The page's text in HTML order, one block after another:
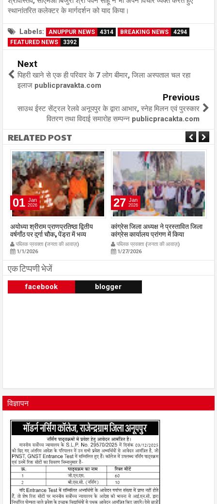
स्थानांतरित कलेक्टर के मार्गदर्शन को याद किया।
Labels: ANUPPUR NEWS 4314 BREAKING NEWS
4294
FEATURED NEWS
3392
Next
पिहरी खाने से एक ही परिवार के 7 लोग बीमार, जिला अस्पताल चल रहा
इलाज publicpravakta.com
Previous
साउथ ईस्ट सेंट्रल रेलवे अनूपपुर के द्वारा आभार, स्नेह मिलन एवं पुरस्कार
वितरण तथा विदाई समारोह सम्पन्न publicpracakta.com
RELATED POST
01 Jan
2026
अयोध्या श्रीराम प्राणप्रतिष्ठा द्वितीय
वर्षगाँठ पर दुर्गा चौक, पेंड्रा में भव्य
महाआरती सम्पन्न
publicpravakta.com
पब्लिक प्रवक्ता (जनता की आवाज़)
1/1/2026
27 Jan
2026
कांग्रेस जिला अध्यक्ष ने प्रस्तावित जिला
कांग्रेस कार्यालय प्रांगण में किया
ध्वजारोहण
publicpravakta.com
पब्लिक प्रवक्ता (जनता की आवाज़)
1/27/2026
एक टिप्पणी भेजें
facebook blogger
विज्ञापन